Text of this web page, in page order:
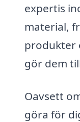
expertis
material,
produkter
gör dem
Oavsett
göra för